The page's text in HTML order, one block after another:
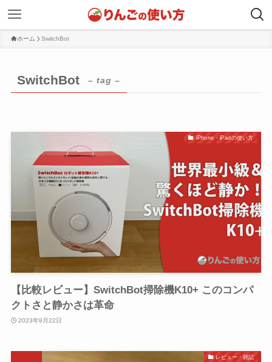
ホーム SwitchBot
SwitchBot – tag –
iPhone・iPadの使い方
【比較レビュー】SwitchBot掃除機K10+ このコンパ
クトさと静かさは革命
2023年9月22日
レビュー・雑記